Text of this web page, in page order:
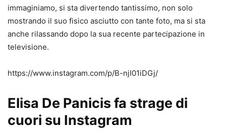
immaginiamo, si sta divertendo tantissimo, non solo
mostrando il suo fisico asciutto con tante foto, ma si sta
anche rilassando dopo la sua recente partecipazione in
televisione.
https://www.instagram.com/p/B-njI01iDGj/
Elisa De Panicis fa strage di
cuori su Instagram